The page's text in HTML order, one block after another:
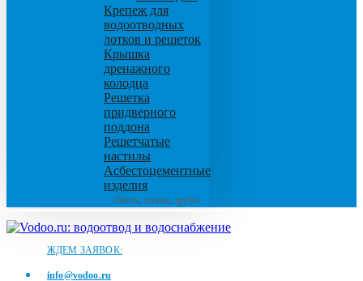
Крепеж для
водоотводных
лотков и решеток
Крышка
дренажного
колодца
Решетка
придверного
поддона
Решетчатые
настилы
Асбестоцементные
изделия
Листы, плиты, трубы
ЖДЕМ ЗАЯВОК:
info@vodoo.ru